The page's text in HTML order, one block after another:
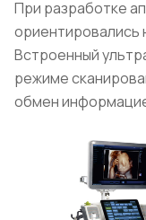
При разработке
ориентировались
Встроенный
режиме
обмен